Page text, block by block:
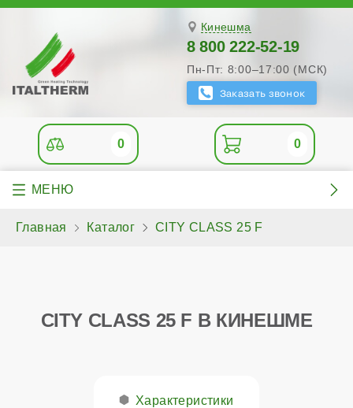
Кинешма
8 800 222-52-19
Пн-Пт: 8:00–17:00 (МСК)
0 0
Главная Каталог CITY CLASS 25 F
CITY CLASS 25 F В КИНЕШМЕ
Характеристики